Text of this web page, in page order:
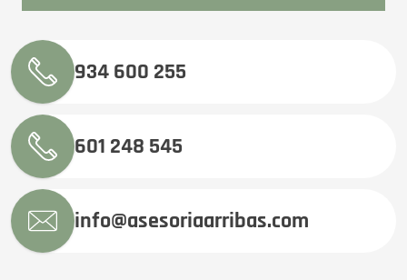
934 600 255
601 248 545
info@asesoriaarribas.com